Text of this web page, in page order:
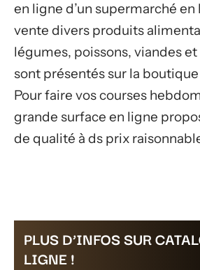
en ligne d’un supermarché
vente divers produits
légumes, poissons, viandes
sont présentés sur la
Pour faire vos courses
grande surface en ligne
de qualité à ds prix
PLUS D’INFOS SUR
LIGNE !